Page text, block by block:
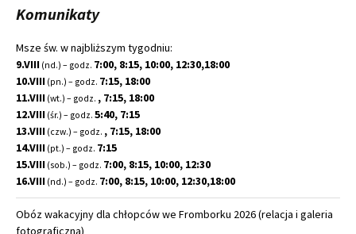
Komunikaty
Msze św. w najbliższym tygodniu:
9.VIII (nd.) – godz. 7:00, 8:15, 10:00, 12:30,18:00
10.VIII (pn.) – godz. 7:15, 18:00
11.VIII (wt.) – godz. , 7:15, 18:00
12.VIII (śr.) – godz. 5:40, 7:15
13.VIII (czw.) – godz. , 7:15, 18:00
14.VIII (pt.) – godz. 7:15
15.VIII (sob.) – godz. 7:00, 8:15, 10:00, 12:30
16.VIII (nd.) – godz. 7:00, 8:15, 10:00, 12:30,18:00
Obóz wakacyjny dla chłopców we Fromborku 2026 (relacja i galeria
fotograficzna)